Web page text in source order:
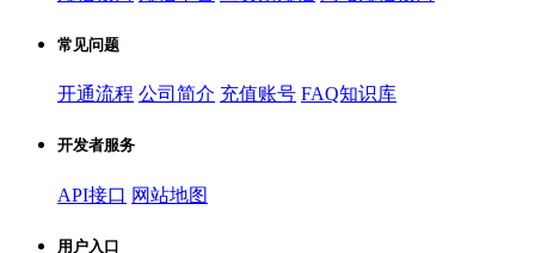
常见问题
开通流程 公司简介 充值账号 FAQ知识库
开发者服务
API接口 网站地图
用户入口